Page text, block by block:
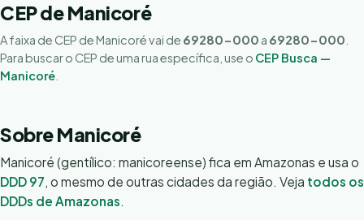
CEP de Manicoré
A faixa de CEP de Manicoré vai de 69280-000 a 69280-000
Para buscar o CEP de uma rua específica, use o CEP Busca —
Manicoré
Sobre Manicoré
Manicoré (gentílico: manicoreense) fica em Amazonas e usa o
DDD 97, o mesmo de outras cidades da região. Veja todos os
DDDs de Amazonas.